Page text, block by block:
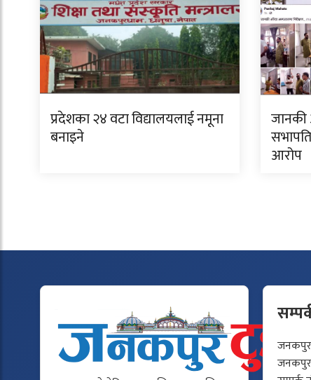
प्रदेशका २४ वटा विद्यालयलाई नमूना
बनाइने
आरोप
जनकपुर